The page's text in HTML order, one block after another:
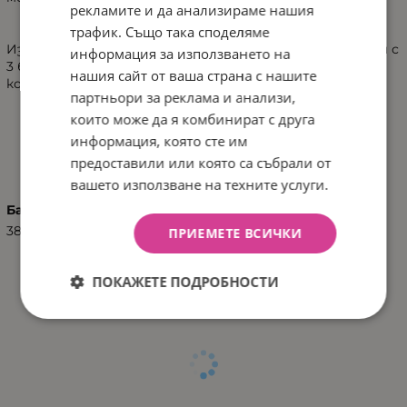
Изработена е от безопасни материали и бои. Работи с
3 батерии от тип 1.5 V AG13, които не са включени в
комплекта.
ХАРАКТЕРИСТИКИ
Баркод (ISBN, UPC, др.)
3800146256821
рекламите и да анализираме нашия
трафик. Също така споделяме
информация за използването на
нашия сайт от ваша страна с нашите
партньори за реклама и анализи,
които може да я комбинират с друга
информация, която сте им
предоставили или която са събрали от
вашето използване на техните услуги.
ПРИЕМЕТЕ ВСИЧКИ
ПОКАЖЕТЕ ПОДРОБНОСТИ